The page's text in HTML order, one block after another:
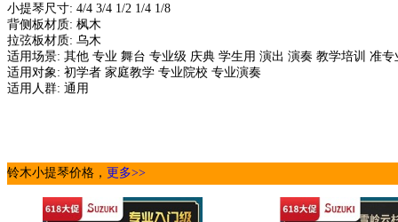
小提琴尺寸: 4/4 3/4 1/2 1/4 1/8
背侧板材质: 枫木
拉弦板材质: 乌木
适用场景: 其他 专业 舞台 专业级 庆典 学生用 演出 演奏 教学培训 准专
适用对象: 初学者 家庭教学 专业院校 专业演奏
适用人群: 通用
铃木小提琴价格， 更多>>